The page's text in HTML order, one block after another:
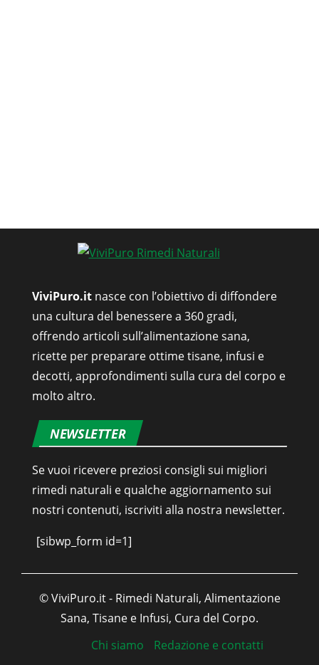
ViviPuro.it nasce con l’obiettivo di diffondere
una cultura del benessere a 360 gradi,
offrendo articoli sull’alimentazione sana,
ricette per preparare ottime tisane, infusi e
decotti, approfondimenti sulla cura del corpo e
molto altro.
NEWSLETTER
Se vuoi ricevere preziosi consigli sui migliori
rimedi naturali e qualche aggiornamento sui
nostri contenuti, iscriviti alla nostra newsletter.
[sibwp_form id=1]
© ViviPuro.it - Rimedi Naturali, Alimentazione
Sana, Tisane e Infusi, Cura del Corpo.
Chi siamo
Redazione e contatti